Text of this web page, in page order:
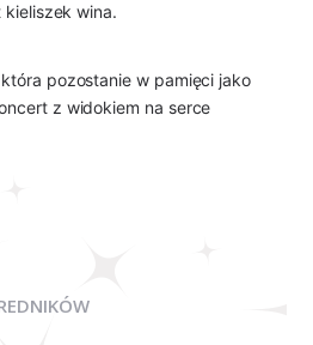
wina.
pozostanie w pamięci jako
z widokiem na serce